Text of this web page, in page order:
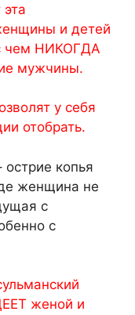
и детей
с чем НИКОГДА
мужчины.
у себя
отобрать.
копья
женщина не
с
с
женой и